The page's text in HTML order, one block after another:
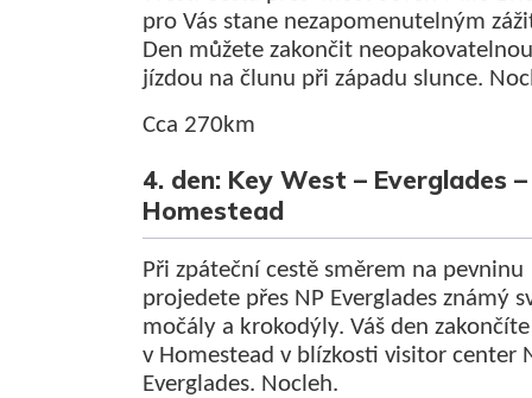
pro Vás stane nezapomenutelným
Den můžete zakončit neopakovatelnou
jízdou na člunu při západu slunce.
Cca 270km
4. den: Key West – Everglades –
Homestead
Při zpáteční cestě směrem na pevninu
projedete přes NP Everglades známý
močály a krokodýly. Váš den zakončíte
v Homestead v blízkosti visitor center
Everglades. Nocleh.